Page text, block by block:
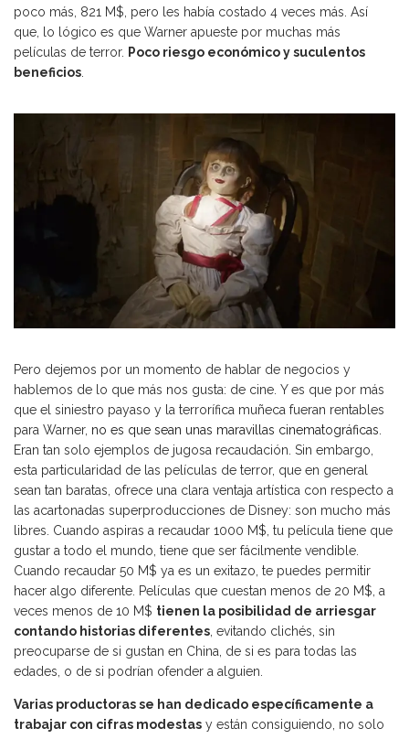
poco más, 821 M$, pero les había costado 4 veces más. Así
que, lo lógico es que Warner apueste por muchas más
películas de terror. Poco riesgo económico y suculentos
beneficios
Pero dejemos por un momento de hablar de negocios y
hablemos de lo que más nos gusta: de cine. Y es que por más
que el siniestro payaso y la terrorífica muñeca fueran rentables
para Warner, no es que sean unas maravillas cinematográficas
Eran tan solo ejemplos de jugosa recaudación. Sin embargo,
esta particularidad de las películas de terror, que en general
sean tan baratas, ofrece una clara ventaja artística con respecto a
las acartonadas superproducciones de Disney: son mucho más
libres. Cuando aspiras a recaudar 1000 M$, tu película tiene que
gustar a todo el mundo, tiene que ser fácilmente vendible.
Cuando recaudar 50 M$ ya es un exitazo, te puedes permitir
hacer algo diferente. Películas que cuestan menos de 20 M$, a
veces menos de 10 M$ tienen la posibilidad de arriesgar
contando historias diferentes , evitando clichés, sin
preocuparse de si gustan en China, de si es para todas las
edades, o de si podrían ofender a alguien.
Varias productoras se han dedicado específicamente a
trabajar con cifras modestas y están consiguiendo, no solo